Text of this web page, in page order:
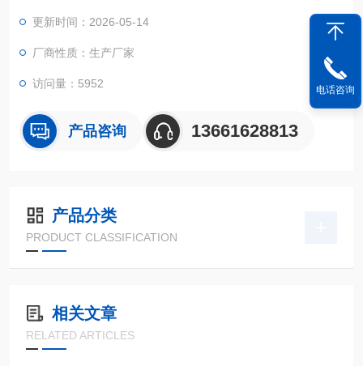
更新时间：2026-05-14
厂商性质：生产厂家
访问量：5952
产品咨询 13661628813
产品分类
PRODUCT CLASSIFICATION
相关文章
RELATED ARTICLES
电话咨询